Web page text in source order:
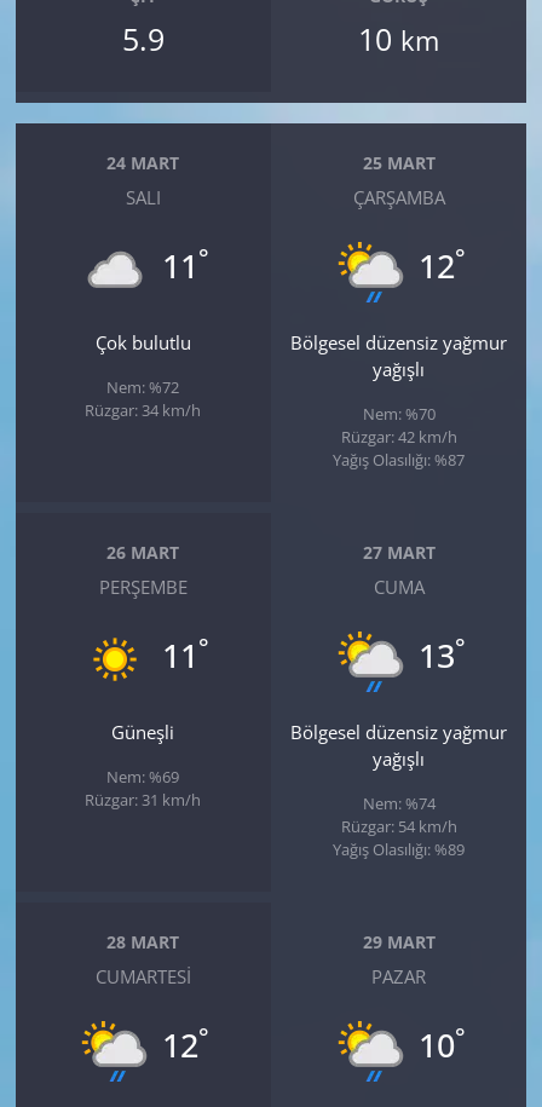
5.9 10 km
24 MART
SALI
11 °
Çok bulutlu
Nem: %72
Rüzgar: 34 km/h
25 MART
ÇARŞAMBA
12°
Bölgesel düzensiz yağmur
yağışlı
Nem: %70
Rüzgar: 42 km/h
Yağış Olasılığı: %87
26 MART
PERŞEMBE
11 °
Güneşli
Nem: %69
Rüzgar: 31 km/h
27 MART
CUMA
13°
Bölgesel düzensiz yağmur
yağışlı
Nem: %74
Rüzgar: 54 km/h
Yağış Olasılığı: %89
28 MART
CUMARTESI
12°
29 MART
PAZAR
10°